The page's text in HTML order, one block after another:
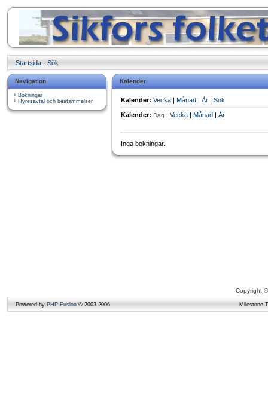
Startsida · Sök
Navigation
Bokningar
Hyresavtal och bestämmelser
Kalender
Kalender: Vecka | Månad | År | Sök
Kalender: Dag | Vecka | Månad | År
Inga bokningar.
Copyright
Powered by PHP-Fusion © 2003-2006 Milestone